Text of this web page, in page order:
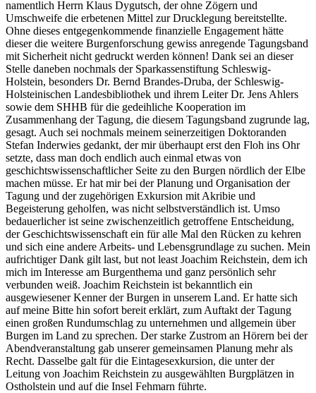
namentlich Herrn Klaus Dygutsch, der ohne Zögern und
Umschweife die erbetenen Mittel zur Drucklegung bereitstellte.
Ohne dieses entgegenkommende finanzielle Engagement hätte
dieser die weitere Burgenforschung gewiss anregende Tagungsband
mit Sicherheit nicht gedruckt werden können! Dank sei an dieser
Stelle daneben nochmals der Sparkassenstiftung Schleswig-
Holstein, besonders Dr. Bernd Brandes-Druba, der Schleswig-
Holsteinischen Landesbibliothek und ihrem Leiter Dr. Jens Ahlers
sowie dem SHHB für die gedeihliche Kooperation im
Zusammenhang der Tagung, die diesem Tagungsband zugrunde lag,
gesagt. Auch sei nochmals meinem seinerzeitigen Doktoranden
Stefan Inderwies gedankt, der mir überhaupt erst den Floh ins Ohr
setzte, dass man doch endlich auch einmal etwas von
geschichtswissenschaftlicher Seite zu den Burgen nördlich der Elbe
machen müsse. Er hat mir bei der Planung und Organisation der
Tagung und der zugehörigen Exkursion mit Akribie und
Begeisterung geholfen, was nicht selbstverständlich ist. Umso
bedauerlicher ist seine zwischenzeitlich getroffene Entscheidung,
der Geschichtswissenschaft ein für alle Mal den Rücken zu kehren
und sich eine andere Arbeits- und Lebensgrundlage zu suchen. Mein
aufrichtiger Dank gilt last, but not least Joachim Reichstein, dem ich
mich im Interesse am Burgenthema und ganz persönlich sehr
verbunden weiß. Joachim Reichstein ist bekanntlich ein
ausgewiesener Kenner der Burgen in unserem Land. Er hatte sich
auf meine Bitte hin sofort bereit erklärt, zum Auftakt der Tagung
einen großen Rundumschlag zu unternehmen und allgemein über
Burgen im Land zu sprechen. Der starke Zustrom an Hörern bei der
Abendveranstaltung gab unserer gemeinsamen Planung mehr als
Recht. Dasselbe galt für die Eintagesexkursion, die unter der
Leitung von Joachim Reichstein zu ausgewählten Burgplätzen in
Ostholstein und auf die Insel Fehmarn führte.